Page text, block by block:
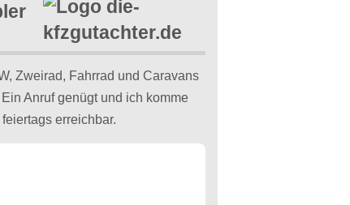
Zweirad, Fahrrad und Caravans
Anruf genügt und ich komme
erreichbar.